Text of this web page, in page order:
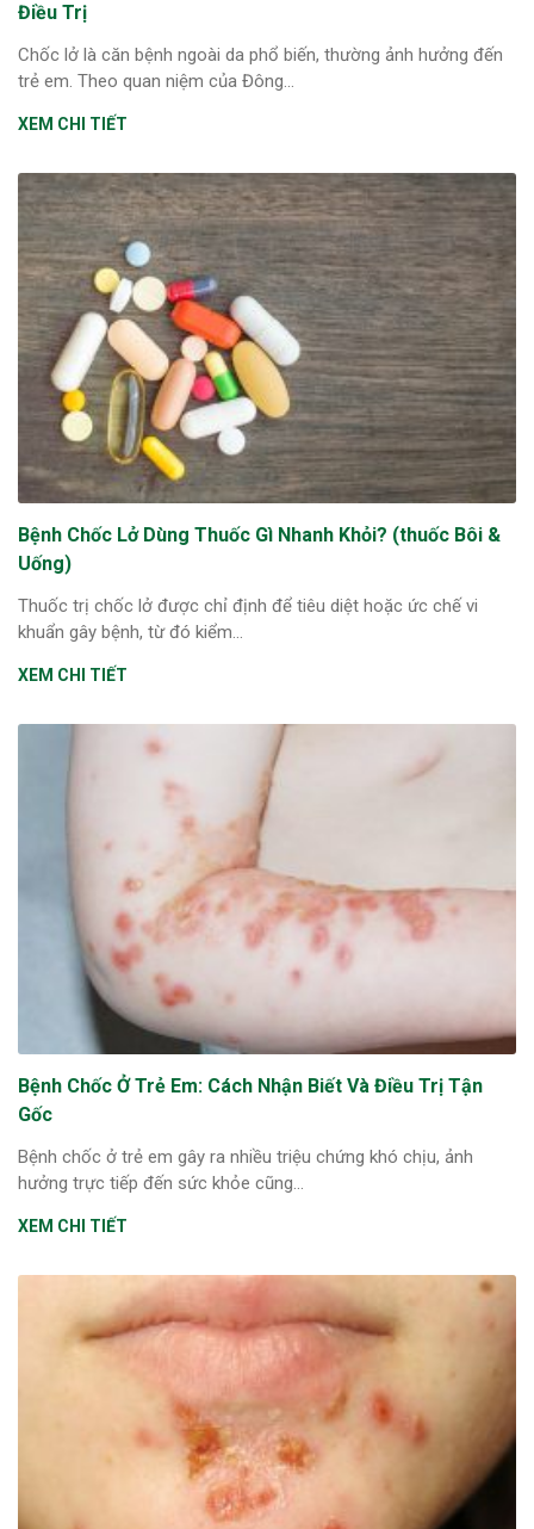
Sau Sinh Có Tự Khỏi
Thông Tin Cần Biết
sau sinh là tình trạng viêm da
phổ biến, khiến đôi bàn tay,
của chị em trở nên khô...
Điều Trị
Chốc lở là căn bệnh ngoài da phổ biến, thường ảnh hưởng đến
trẻ em. Theo quan niệm của Đông...
XEM CHI TIẾT
Bệnh Chốc Lở Dùng Thuốc Gì Nhanh Khỏi? (thuốc Bôi &
Uống)
Thuốc trị chốc lở được chỉ định để tiêu diệt hoặc ức chế vi
khuẩn gây bệnh, từ đó kiểm...
XEM CHI TIẾT
Bệnh Chốc Ở Trẻ Em: Cách Nhận Biết Và Điều Trị Tận
Gốc
Bệnh chốc ở trẻ em gây ra nhiều triệu chứng khó chịu, ảnh
hưởng trực tiếp đến sức khỏe cũng...
XEM CHI TIẾT